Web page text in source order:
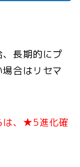
長期的にプ
合はリセマ
は、★5進化確